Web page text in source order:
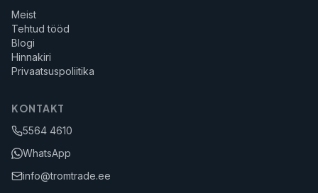
Meist
Tehtud tööd
Blogi
Hinnakiri
Privaatsuspoliitika
KONTAKT
5564 4610
WhatsApp
info@tromtrade.ee